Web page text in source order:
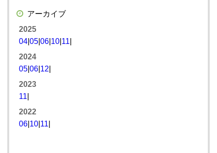
アーカイブ
2025
04 05 06 10 11
2024
05 06 12
2023
11
2022
06 10 11